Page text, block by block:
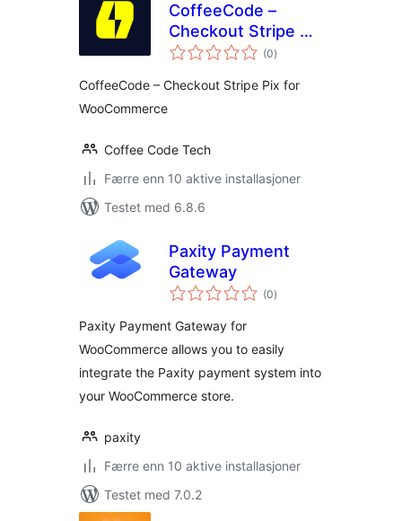
CoffeeCode –
Checkout Stripe Pix
for WooCommerce
(0totale
vurderinger
)
CoffeeCode – Checkout Stripe Pix for
WooCommerce
Coffee Code Tech
Færre enn 10 aktive installasjoner
Testet med 6.8.6
Paxity Payment
Gateway
(0totale
vurderinger
)
Paxity Payment Gateway for
WooCommerce allows you to easily
integrate the Paxity payment system into
your WooCommerce store.
paxity
Færre enn 10 aktive installasjoner
Testet med 7.0.2